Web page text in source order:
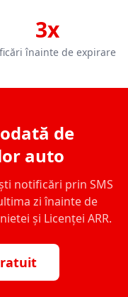
3x
înainte de expirare
de
auto
notificări prin SMS
zi înainte de
și Licenței ARR.